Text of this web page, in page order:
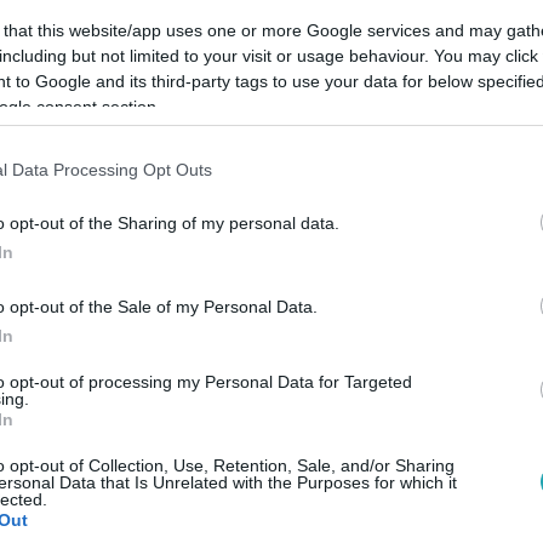
that this website/app uses one or more Google services and may
but not limited to your visit or usage behaviour. You may
to Google and its third-party tags to use your data for below
consent section.
Data Processing Opt Outs
opt-out of the Sharing of my personal data.
opt-out of the Sale of my Personal Data.
opt-out of processing my Personal Data for Targeted
opt-out of Collection, Use, Retention, Sale, and/or Sharing
Data that Is Unrelated with the Purposes for which it
Link másolása
lehet. Akik szabad kezet kaptak arra,
és változatosabbnál
ki. A legkreatívabb talán a mindszenti
és a földadót, ez utóbbira sehol
viszont torony- és garázsadót
És mi jöhet még? És mire föl